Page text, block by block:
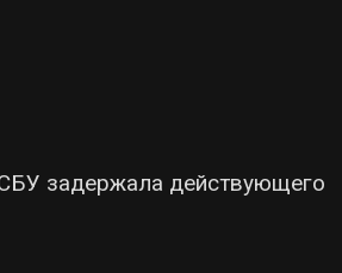
задержала действующего